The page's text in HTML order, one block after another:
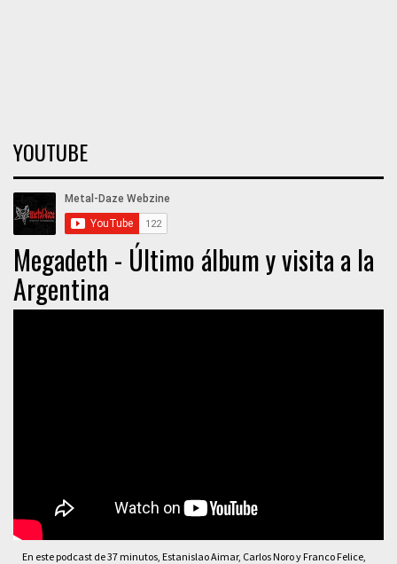
YOUTUBE
Megadeth - Último álbum y visita a la
Argentina
En este podcast de 37 minutos, Estanislao Aimar, Carlos Noro y Franco Felice,